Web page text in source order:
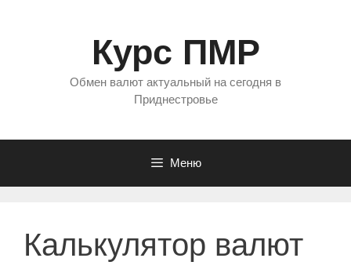
Курс ПМР
Обмен валют актуальный на сегодня в
Приднестровье
Меню
Калькулятор валют